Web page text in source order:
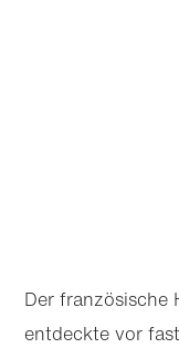
Der französische
entdeckte vor